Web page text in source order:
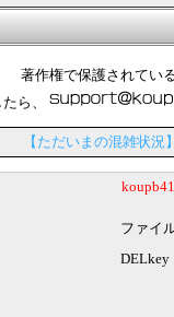
著作権で保護されてい
ら、
【ただいまの混雑状況
ファイ
DELkey